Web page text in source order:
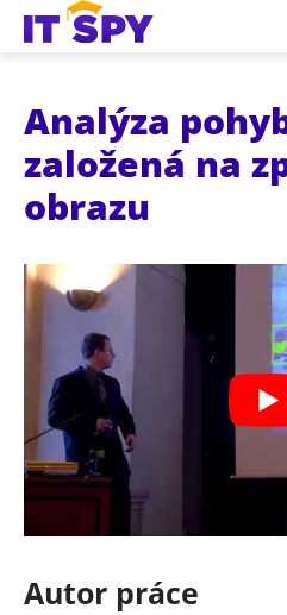
Analýza
založená na
obrazu
Autor práce